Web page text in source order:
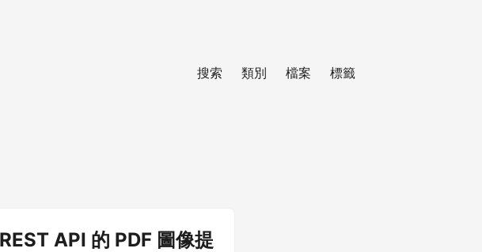
搜索 類別 檔案 標籤
API 的 PDF 圖像提